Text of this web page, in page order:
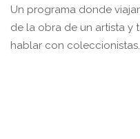
Un programa donde
de la obra de un artista y
hablar con coleccionistas.